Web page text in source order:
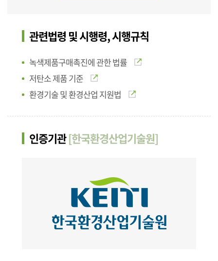
관련법령 및 시행령, 시행규칙
녹색제품구매촉진에 관한 법률
저탄소 제품 기준
환경기술 및 환경산업 지원법
인증기관[한국환경산업기술원]